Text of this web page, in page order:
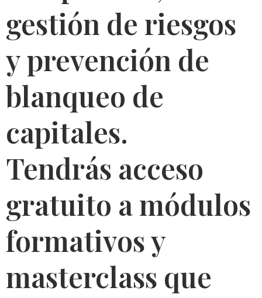
gestión de riesgos
y prevención de
blanqueo de
capitales.
Tendrás acceso
gratuito a módulos
formativos y
masterclass que